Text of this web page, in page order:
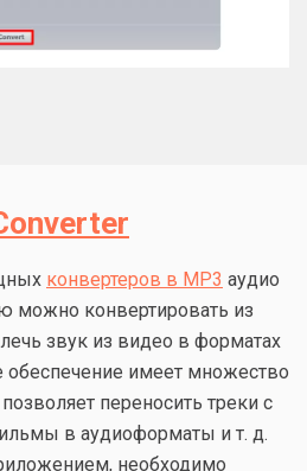
конвертеров в MP3 аудио
можно конвертировать из
звук из видео в форматах
обеспечение имеет множество
переносить треки с
в аудиоформаты и т. д.
необходимо